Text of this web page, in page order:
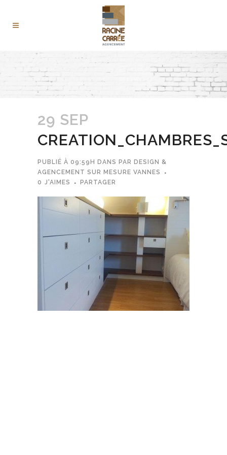
29 SEP
PUBLIÉ À 09:59H DANS PAR DESIGN &
AGENCEMENT SUR MESURE VANNES
0 J'AIMES PARTAGER